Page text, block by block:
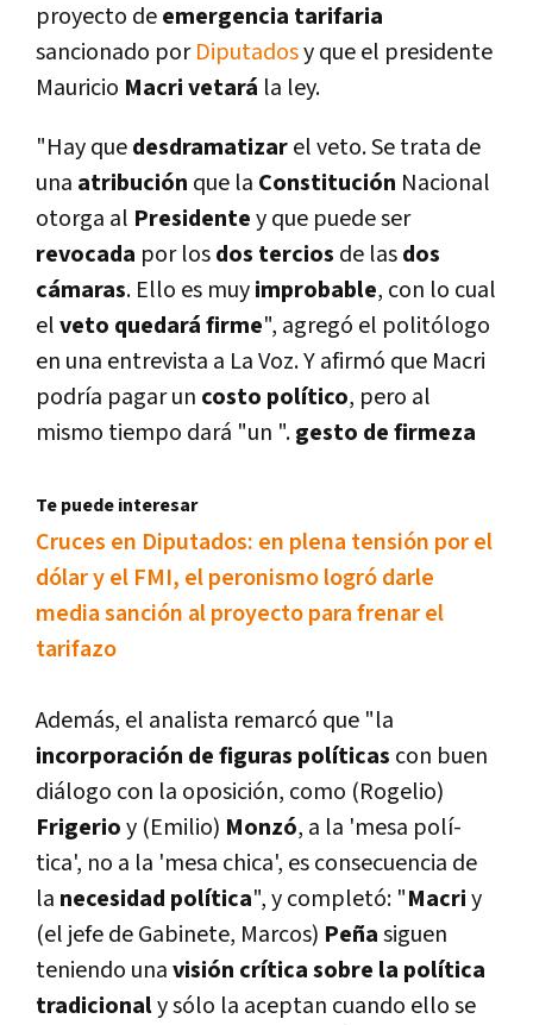
proyecto deemergencia tarifaria
sancionado porDiputadosy que el presidente
Mauricio Macrivetará la ley.
"Hay quedesdramatizarel veto. Se trata de
una atribución que la Constitución Nacional
otorga al Presidentey que puede ser
revocada por losdos tercios de lasdos
cámaras. Ello es muyimprobable, con lo cual
elveto quedará firme", agregó el politólogo
en una entrevista a La Voz. Y afirmó que Macri
podrí­a pagar un costo polí­tico, pero al
mismo tiempo dará "un ".gesto de firmeza
Te puede interesar
Cruces en Diputados: en plena tensión por el
dólar y el FMI, el peronismo logró darle
media sanción al proyecto para frenar el
tarifazo
Además, el analista remarcó que "la
incorporación de figuras polí­ticas con buen
diálogo con la oposición, como (Rogelio)
Frigerioy (Emilio) Monzó, a la 'mesa polí­
tica', no a la 'mesa chica', es consecuencia de
la necesidad polí­tica", y completó: "Macriy
(el jefe de Gabinete, Marcos) Peñasiguen
teniendo unavisión crí­tica sobre la polí­tica
tradicionaly sólo la aceptan cuando ello se